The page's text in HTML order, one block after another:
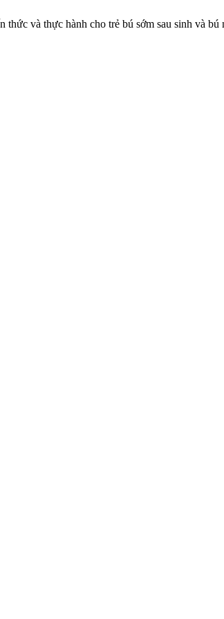
và thực hành cho trẻ bú sớm sau sinh và bú